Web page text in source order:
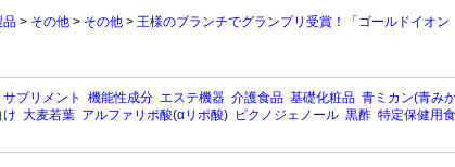
品 > その他 > その他 > 王様のブランチでグランプリ受賞！「ゴールドイオ
サプリメント 機能性成分 エステ機器 介護食品 基礎化粧品 青ミカン(青み
大麦若葉 アルファリポ酸(αリポ酸) ピクノジェノール 黒酢 特定保健用